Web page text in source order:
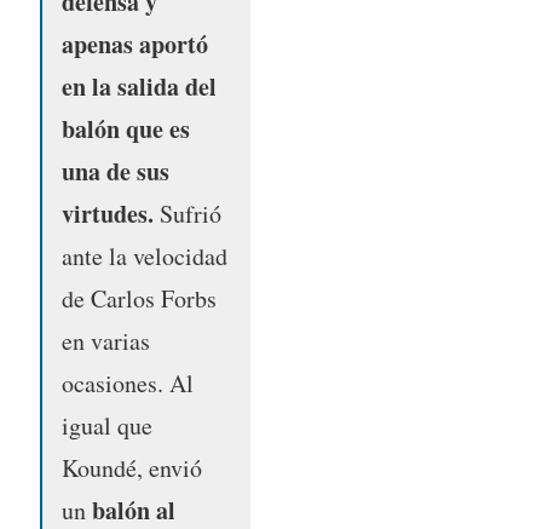
apenas aportó
en la salida del
balón que es
una de sus
virtudes. Sufrió
ante la velocidad
de Carlos Forbs
en varias
ocasiones. Al
igual que
Koundé, envió
unbalón al